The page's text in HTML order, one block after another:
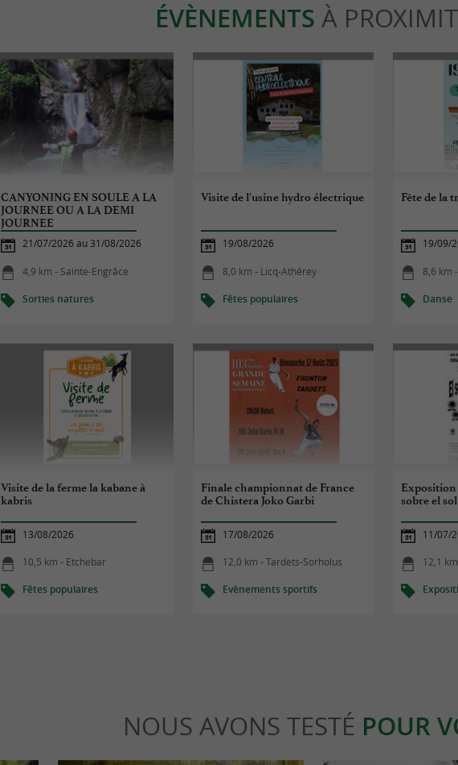
ÉVÈNEMENTS À
CANYONING EN SOULE A LA
JOURNEE OU A LA DEMI
JOURNEE
21/07/2026 au 31/08/2026
4,9 km - Sainte-Engrâce
Sorties natures
Visite de l'usine hydro électrique
19/08/2026
8,0 km - Licq-Athérey
Fêtes populaires
Fête de la
19/09/
8,6 km
Danse
Visite de la ferme la kabane à
kabris
13/08/2026
10,5 km - Etchebar
Fêtes populaires
Finale championnat de France
de Chistera Joko Garbi
17/08/2026
12,0 km - Tardets-Sorholus
Evènements sportifs
Exposition
sobre el sol
11/07/
12,1
NOUS AVONS TESTÉ POUR